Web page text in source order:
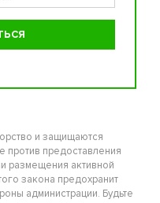
и защищаются
против предоставления
размещения активной
закона предохранит
администрации. Будьте